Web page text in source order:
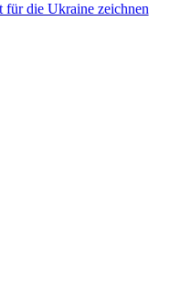
für die Ukraine zeichnen